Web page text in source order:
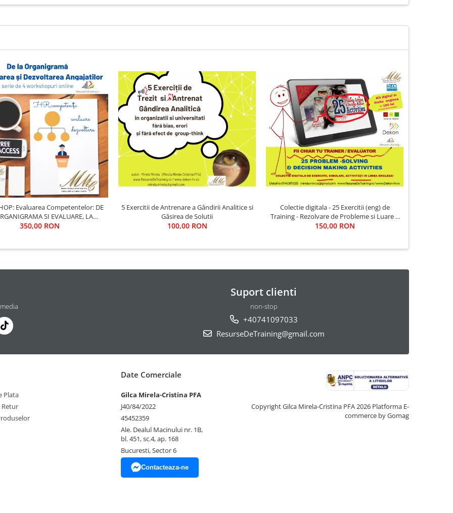
Evaluarea Competentelor: DE
SI EVALUARE, LA
COMPETENTELOR
350,00 RON
5 Exercitii de Antrenare a Gândirii Analitice si
Găsirea de Solutii
100,00 RON
Colectie digitala - 25 Exercitii (eng) de
Training - Rezolvare de Probleme si Luare a
Deciziilor (pentru training / evaluare)
150,00 RON
Suport clienti
non-stop
+40741097033
ResurseDeTraining@gmail.com
Plata
Retur
Date Comerciale
Gilca Mirela-Cristina PFA
J40/84/2022
45452359
Ale. Dealul Macinului nr. 1B,
bl. 451, sc.4, ap. 168
Bucuresti, Sector 6
Contacteaza-ne
Copyright Gilca Mirela-Cristina PFA 2026 Platforma E-
commerce by Gomag